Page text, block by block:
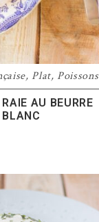
, Plat, Poissons
AU BEURRE
BLANC